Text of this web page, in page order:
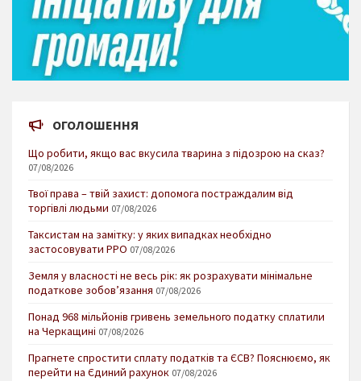
ОГОЛОШЕННЯ
Що робити, якщо вас вкусила тварина з підозрою на сказ?
07/08/2026
Твої права – твій захист: допомога постраждалим від
торгівлі людьми 07/08/2026
Таксистам на замітку: у яких випадках необхідно
застосовувати РРО 07/08/2026
Земля у власності не весь рік: як розрахувати мінімальне
податкове зобов’язання 07/08/2026
Понад 968 мільйонів гривень земельного податку сплатили
на Черкащині 07/08/2026
Прагнете спростити сплату податків та ЄСВ? Пояснюємо, як
перейти на Єдиний рахунок 07/08/2026